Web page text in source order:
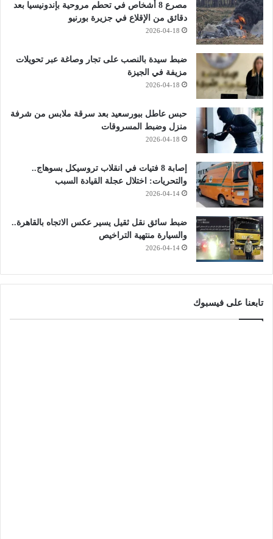
مصرع 8 أشخاص في تحطم مروحية بإندونيسيا بعد
دقائق من الإقلاع في جزيرة بورنيو
2026-04-18
ضبط سيدة بالنصب على تجار وصاغة عبر تحويلات
مزيفة في الجيزة
2026-04-18
حبس عاطل ببورسعيد بعد سرقة ملابس من شرفة
منزل وضبط المسروقات
2026-04-18
إصابة 8 فتيات في انقلاب تروسيكل بسوهاج..
والتحريات: اختلال عجلة القيادة السبب
2026-04-14
ضبط سائق نقل ثقيل يسير عكس الاتجاه بالقاهرة..
والسيارة منتهية التراخيص
2026-04-14
تابعنا على فيسبوك